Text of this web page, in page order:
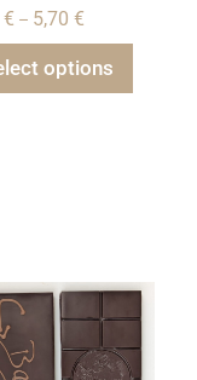
€ – 5,70 €
options